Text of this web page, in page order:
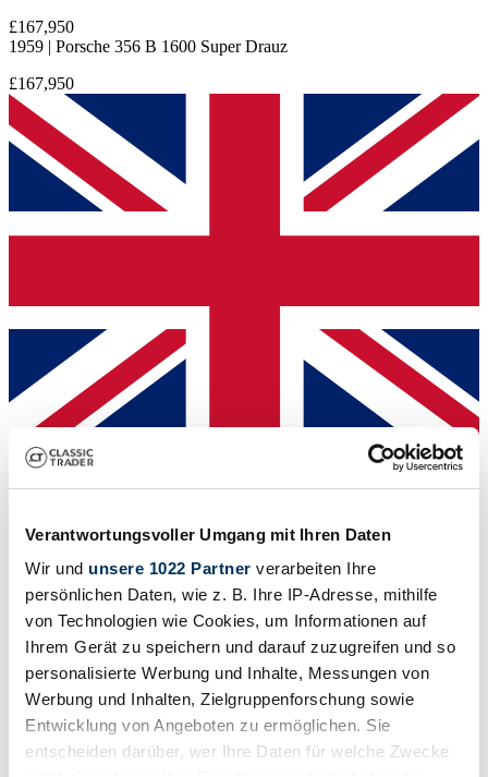
Verantwortungsvoller Umgang mit Ihren Daten
Wir und unsere 1022 Partner verarbeiten Ihre
persönlichen Daten, wie z. B. Ihre IP-Adresse, mithilfe
von Technologien wie Cookies, um Informationen auf
Ihrem Gerät zu speichern und darauf zuzugreifen und so
personalisierte Werbung und Inhalte, Messungen von
Werbung und Inhalten, Zielgruppenforschung sowie
Entwicklung von Angeboten zu ermöglichen. Sie
entscheiden darüber, wer Ihre Daten für welche Zwecke
£167,950
1959 | Porsche 356 B 1600 Super Drauz
£167,950
Dealer